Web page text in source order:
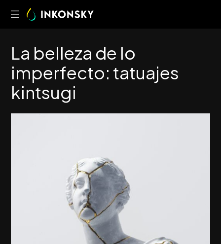
La belleza de lo
imperfecto: tatuajes
kintsugi